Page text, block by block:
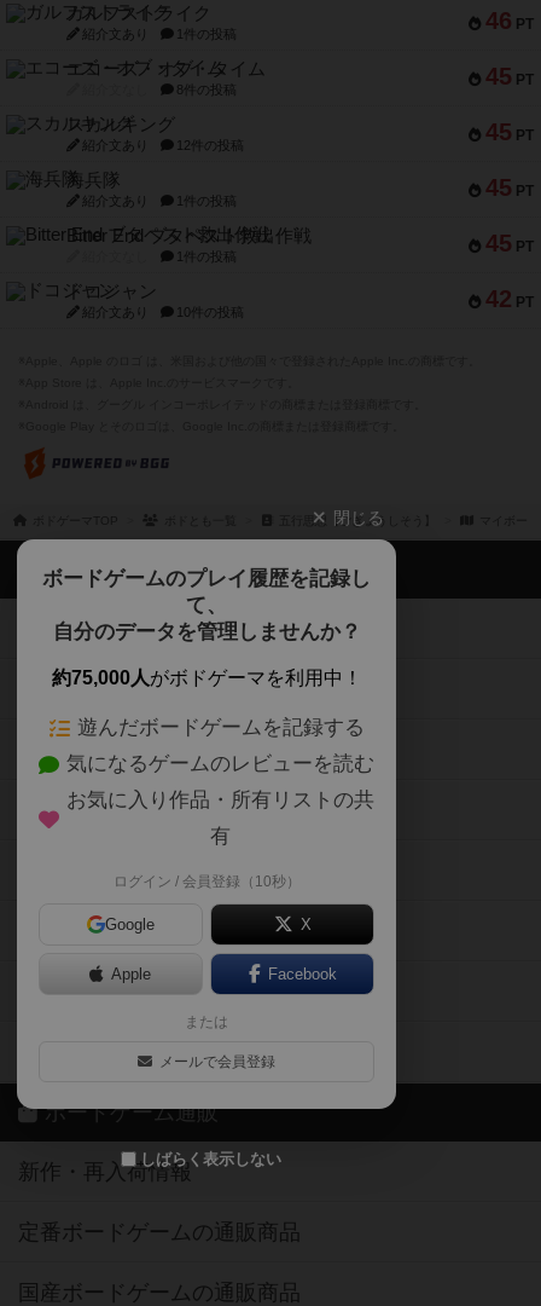
46 PT
ガルフストライク
紹介文あり 1件の投稿
45 PT
エコーズ・オブ・タイム
8件の投稿
45 PT
スカルキング
紹介文あり 12件の投稿
45 PT
海兵隊
紹介文あり 1件の投稿
45 PT
Bitter End ブタペスト救出作戦
1件の投稿
42 PT
ドコジャン
紹介文あり 10件の投稿
五行思想【ごぎょうしそう】
閉じる
ボードゲームのプレイ履歴を記録し
て、
自分のデータを管理しませんか？
約75,000人がボドゲーマを利用中！
遊んだボードゲームを記録する
気になるゲームのレビューを読む
お気に入り作品・所有リストの共
有
ログイン / 会員登録（10秒）
Google X
Apple Facebook
または
メールで会員登録
しばらく表示しない
ボドゲーマTOP
ボードゲームを検索する
ボードゲームの新着レビュー
ボードゲーム会情報
メカニクス特集
掲示板・トピックス
ボドとも・会員一覧
ボードゲーム業界コラム
ボドゲーマご利用案内
ボードゲーム通販
新作・再入荷情報
定番ボードゲームの通販商品
国産ボードゲームの通販商品